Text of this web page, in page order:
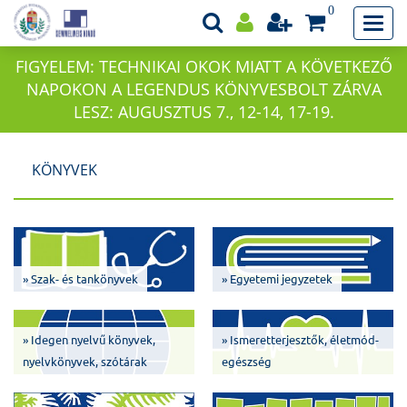
0
FIGYELEM: TECHNIKAI OKOK MIATT A KÖVETKEZŐ
NAPOKON A LEGENDUS KÖNYVESBOLT ZÁRVA
LESZ: AUGUSZTUS 7., 12-14, 17-19.
KÖNYVEK
» Szak- és tankönyvek » Egyetemi jegyzetek
» Idegen nyelvű könyvek,
nyelvkönyvek, szótárak
» Ismeretterjesztők, életmód-
egészség